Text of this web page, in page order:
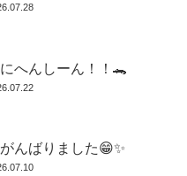
へんしーん！！🐊
んばりました😁✨